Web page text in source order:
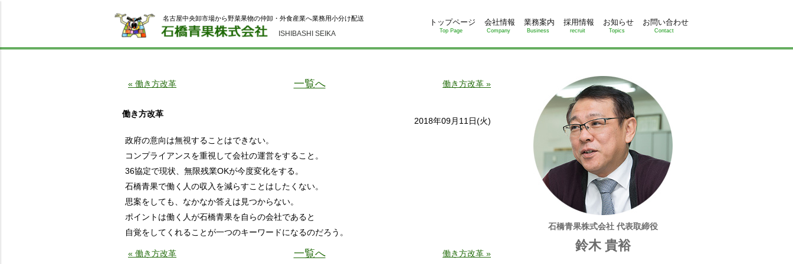
ISHIBASHI SEIKA
名古屋中央卸市場から野菜果物の仲卸・外食産業へ業務用小分け配送 トップページ
Top Page
会社情報
Company
業務案内
Business
採用情報
recruit
お知らせ
Topics
お問い合わせ
Contact
« 働き方改革 一覧へ 働き方改革 »
働き方改革
2018年09月11日(火)
政府の意向は無視することはできない。
コンプライアンスを重視して会社の運営をすること。
36協定で現状、無限残業OKが今度変化をする。
石橋青果で働く人の収入を減らすことはしたくない。
思案をしても、なかなか答えは見つからない。
ポイントは働く人が石橋青果を自らの会社であると
自覚をしてくれることが一つのキーワードになるのだろう。
« 働き方改革 一覧へ 働き方改革 »
石橋青果株式会社 代表取締役
鈴木 貴裕